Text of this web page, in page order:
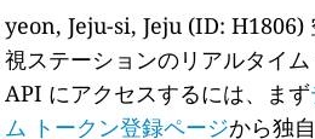
yeon, Jeju-si, Jeju (ID: H1806)
視ステーションのリアルタイム
API にアクセスするには、まず
ム トークン登録ページから独